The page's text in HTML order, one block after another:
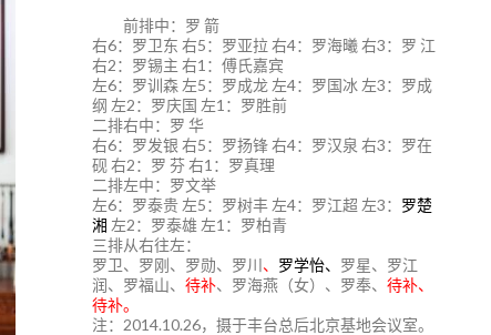
前排中：罗 箭
右6：罗卫东 右5：罗亚拉 右4：罗海曦 右3：罗 江
右2：罗锡主 右1：傅氏嘉宾
左6：罗训森 左5：罗成龙 左4：罗国冰 左3：罗成
纲 左2：罗庆国 左1：罗胜前
二排右中：罗 华
右6：罗发银 右5：罗扬锋 右4：罗汉泉 右3：罗在
砚 右2：罗 芬 右1：罗真理
二排左中：罗文举
左6：罗泰贵 左5：罗树丰 左4：罗江超 左3： 罗楚
湘 左2：罗泰雄 左1：罗柏青
三排从右往左：
罗卫、罗刚、罗勋、罗川、 罗学怡、 罗星、罗江
润、罗福山、 待补、罗海燕（女）、罗奉、 待补、
待补。
注：2014.10.26，摄于丰台总后北京基地会议室。